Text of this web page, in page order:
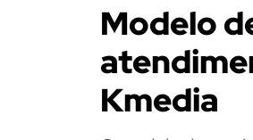
Modelo
Kmedia